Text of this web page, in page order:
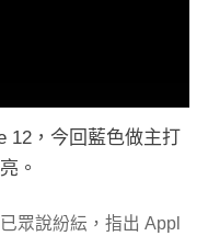
12，今回藍色做主打
。
眾說紛紜，指出 Appl